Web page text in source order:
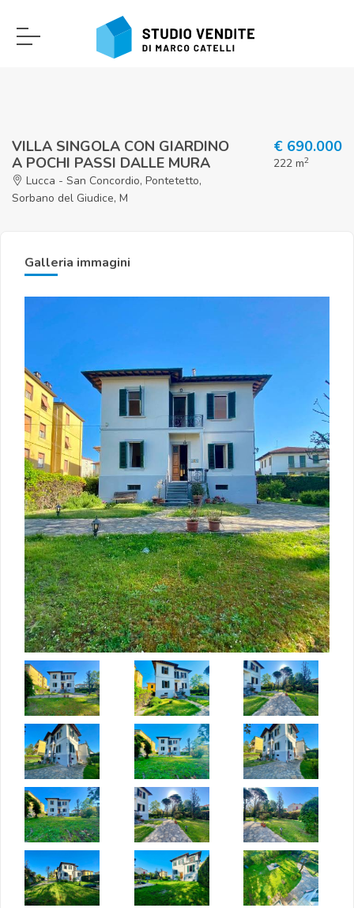
VILLA SINGOLA CON GIARDINO
A POCHI PASSI DALLE MURA
Lucca - San Concordio, Pontetetto,
Sorbano del Giudice, M
€ 690.000
222 m2
Galleria immagini